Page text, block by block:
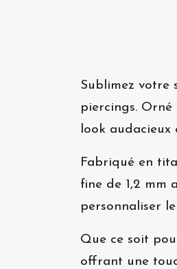
Sublimez votre
piercings.
look audacieux
Fabriqué en
fine de 1,2 mm
personnaliser
Que ce soit
offrant une